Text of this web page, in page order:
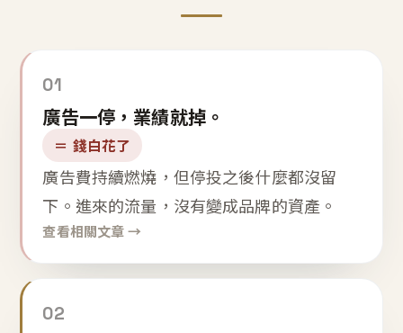
01
廣告一停，業績就掉。
＝ 錢白花了
廣告費持續燃燒，但停投之後什麼都沒留
下。進來的流量，沒有變成品牌的資產。
查看相關文章 →
02